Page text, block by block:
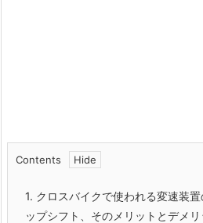
Contents
1. クロスバイクで使われる変速装
ップシフト、そのメリットとデメ